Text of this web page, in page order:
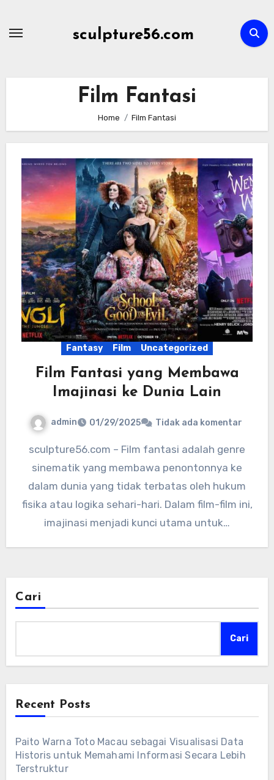
sculpture56.com
Film Fantasi
Home Film Fantasi
Fantasy Film Uncategorized
Film Fantasi yang Membawa
Imajinasi ke Dunia Lain
admin 01/29/2025 Tidak ada komentar
sculpture56.com – Film fantasi adalah genre
sinematik yang membawa penontonnya ke
dalam dunia yang tidak terbatas oleh hukum
fisika atau logika sehari-hari. Dalam film-film ini,
imajinasi menjadi kunci utama untuk…
Cari
Cari
Recent Posts
Paito Warna Toto Macau sebagai Visualisasi Data
Historis untuk Memahami Informasi Secara Lebih
Terstruktur